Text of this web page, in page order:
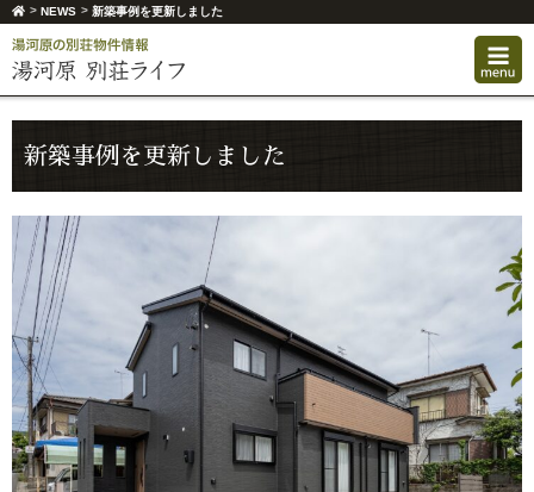
>NEWS >新築事例を更新しました
新築事例を更新しました